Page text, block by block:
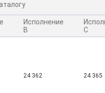
Исполнение
B
C
24 362 24 365